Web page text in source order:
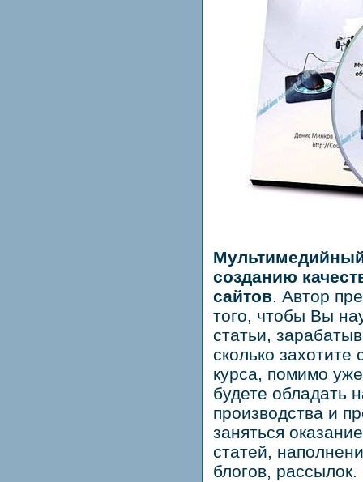
созданию
сайтов. Автор
того, чтобы Вы
статьи,
сколько
курса, помимо
будете обладать
производства и
заняться
статей,
блогов, рассылок.